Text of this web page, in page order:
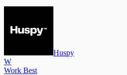
Huspy
W
Work Best